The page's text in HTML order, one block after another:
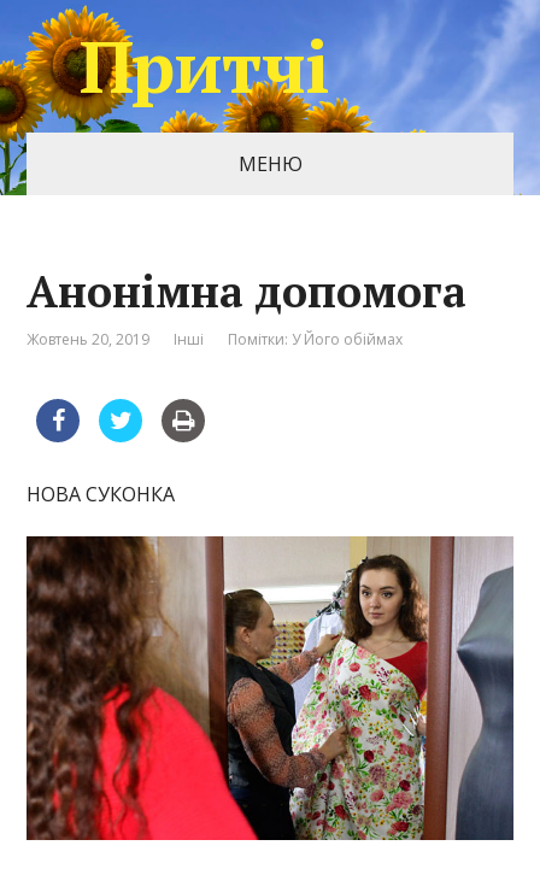
Притчі
МЕНЮ
Анонімна допомога
Жовтень 20, 2019 Інші Помітки: У Його обіймах
НОВА СУКОНКА